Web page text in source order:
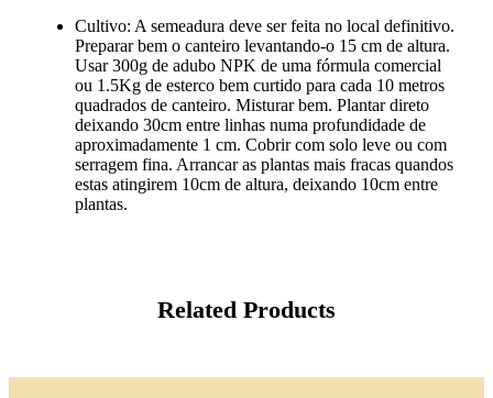
Cultivo: A semeadura deve ser feita no local definitivo.
Preparar bem o canteiro levantando-o 15 cm de altura.
Usar 300g de adubo NPK de uma fórmula comercial
ou 1.5Kg de esterco bem curtido para cada 10 metros
quadrados de canteiro. Misturar bem. Plantar direto
deixando 30cm entre linhas numa profundidade de
aproximadamente 1 cm. Cobrir com solo leve ou com
serragem fina. Arrancar as plantas mais fracas quandos
estas atingirem 10cm de altura, deixando 10cm entre
plantas.
Related Products